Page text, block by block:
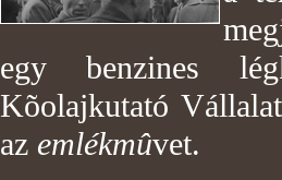
egy benzines
Kõolajkutató
az emlékmûvet.